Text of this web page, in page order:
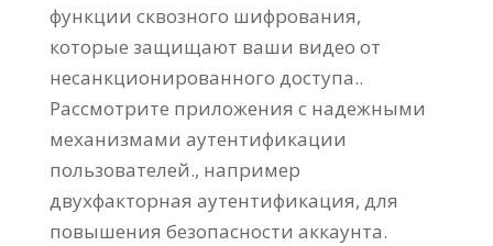
функции сквозного шифрования,
которые защищают ваши видео от
несанкционированного доступа..
Рассмотрите приложения с надежными
механизмами аутентификации
пользователей., например
двухфакторная аутентификация, для
повышения безопасности аккаунта.